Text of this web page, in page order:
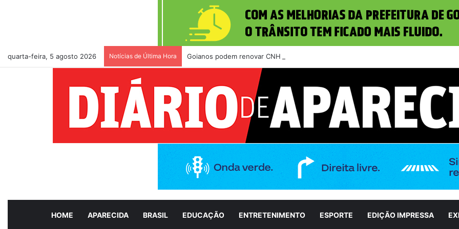
quarta-feira, 5 agosto 2026 Notícias de Última Hora Goianos podem renovar CNH e solicitar segunda via da Carteira de Identidade
HOME APARECIDA BRASIL EDUCAÇÃO ENTRETENIMENTO ESPORTE EDIÇÃO IMPRESSA